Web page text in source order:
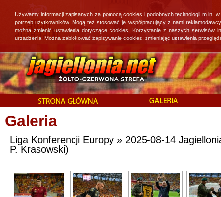
Galeria
Liga Konferencji Europy » 2025-08-14
P. Krasowski)
Używamy informacji zapisanych za pomocą cookies i podobnych technologii
potrzeb użytkowników. Mogą też stosować je współpracujący z nami
można zmienić ustawienia dotyczące cookies. Korzystanie z naszych
urządzenia. Można zablokować zapisywanie cookies, zmieniając ustawienia